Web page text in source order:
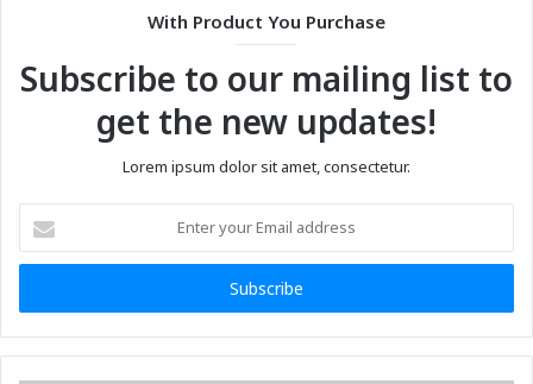
With Product You Purchase
Subscribe to our mailing list to
get the new updates!
Lorem ipsum dolor sit amet, consectetur.
your
Email